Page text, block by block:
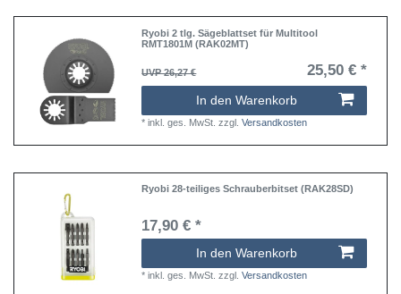
Ryobi 2 tlg. Sägeblattset für Multitool
RMT1801M (RAK02MT)
UVP 26,27 € 25,50 € *
In den Warenkorb
*inkl. ges. MwSt. zzgl.Versandkosten
Ryobi 28-teiliges Schrauberbitset (RAK28SD)
17,90 € *
In den Warenkorb
*inkl. ges. MwSt. zzgl.Versandkosten